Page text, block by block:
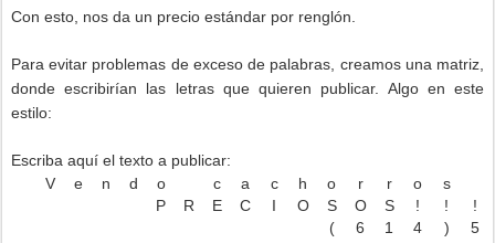
Con esto, nos da un precio estándar por renglón.
Para evitar problemas de exceso de palabras, creamos una matriz,
donde escribirían las letras que quieren publicar. Algo en este
estilo:
Escriba aquí el texto a publicar:
V
e n d o c a c h o r r o
s
P
R E C I O S O S ! !
!
(
6 1 4 ) 5